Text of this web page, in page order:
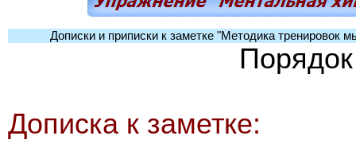
Дописки и приписки к заметке "Методика тренировок
Дописка к заметке: